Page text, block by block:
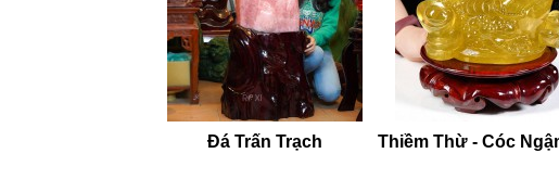
Đá Trấn Trạch Thiềm Thừ - Cóc